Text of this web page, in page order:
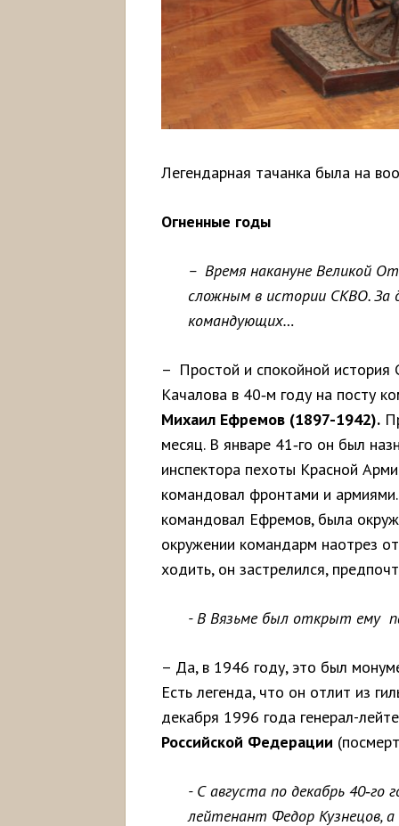
Легендарная тачанка была на
Огненные годы
– Время накануне Великой
сложным в истории СКВО. За
командующих…
– Простой и спокойной
Качалова в 40‑м году на посту
Михаил Ефремов (1897-1942).
месяц. В январе 41‑го он был
инспектора пехоты Красной
командовал фронтами и
командовал Ефремов, была
окружении командарм наотрез
ходить, он застрелился,
- В Вязьме был открыт ему
– Да, в 1946 году, это был
Есть легенда, что он отлит из
декабря 1996 года генерал-
Российской Федерации
- С августа по декабрь 40‑го
лейтенант Федор Кузнецов,